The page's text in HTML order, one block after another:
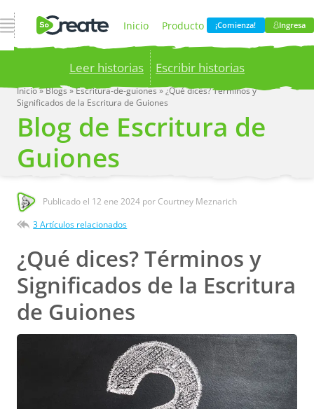
Abrir navegación Inicio Producto
Precios Blog
Compania
¡Comienza! Ingresa
Leer historias Escribir historias
Publish your stories to a global audience.
now!
Inicio»Blogs»Escritura-de-guiones»¿Qué dices? Términos y
Significados de la Escritura de Guiones
Blog de Escritura de
Guiones
Publicado el 12 ene 2024 por Courtney Meznarich
3 Artículos relacionados
¿Qué dices? Términos y
Significados de la Escritura
de Guiones